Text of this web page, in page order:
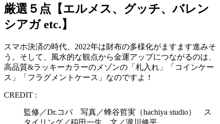
厳選５点【エルメス、グッチ、バレン
シアガ etc.】
スマホ決済の時代、2022年は財布の多様化がますます進みそ
う。そして、風水的な観点から金運アップにつながるのは、
高品質&ラッキーカラーのメゾンの「札入れ」「コインケー
ス」「フラグメントケース」なのですよ！
CREDIT :
監修／Dr.コパ 写真／蜂谷哲実（hachiya studio） ス
タイリング／稲田一生 文／瀧川修平